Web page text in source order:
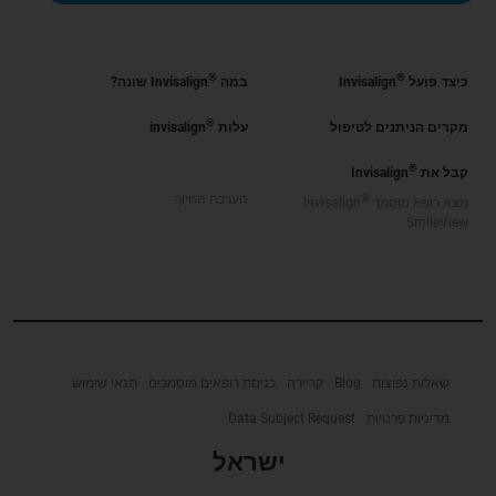
כיצד פועל ®
Invisalign במה ®Invisalign שונה?
מקרים הניתנים לטיפול עלות ®
invisalign
קבל את ®
Invisalign
שאלות נפוצות Blog קריירה כניסת רופאים מוסמכים תנאי שימוש
מדיניות פרטיות Data Subject Request
ישראל